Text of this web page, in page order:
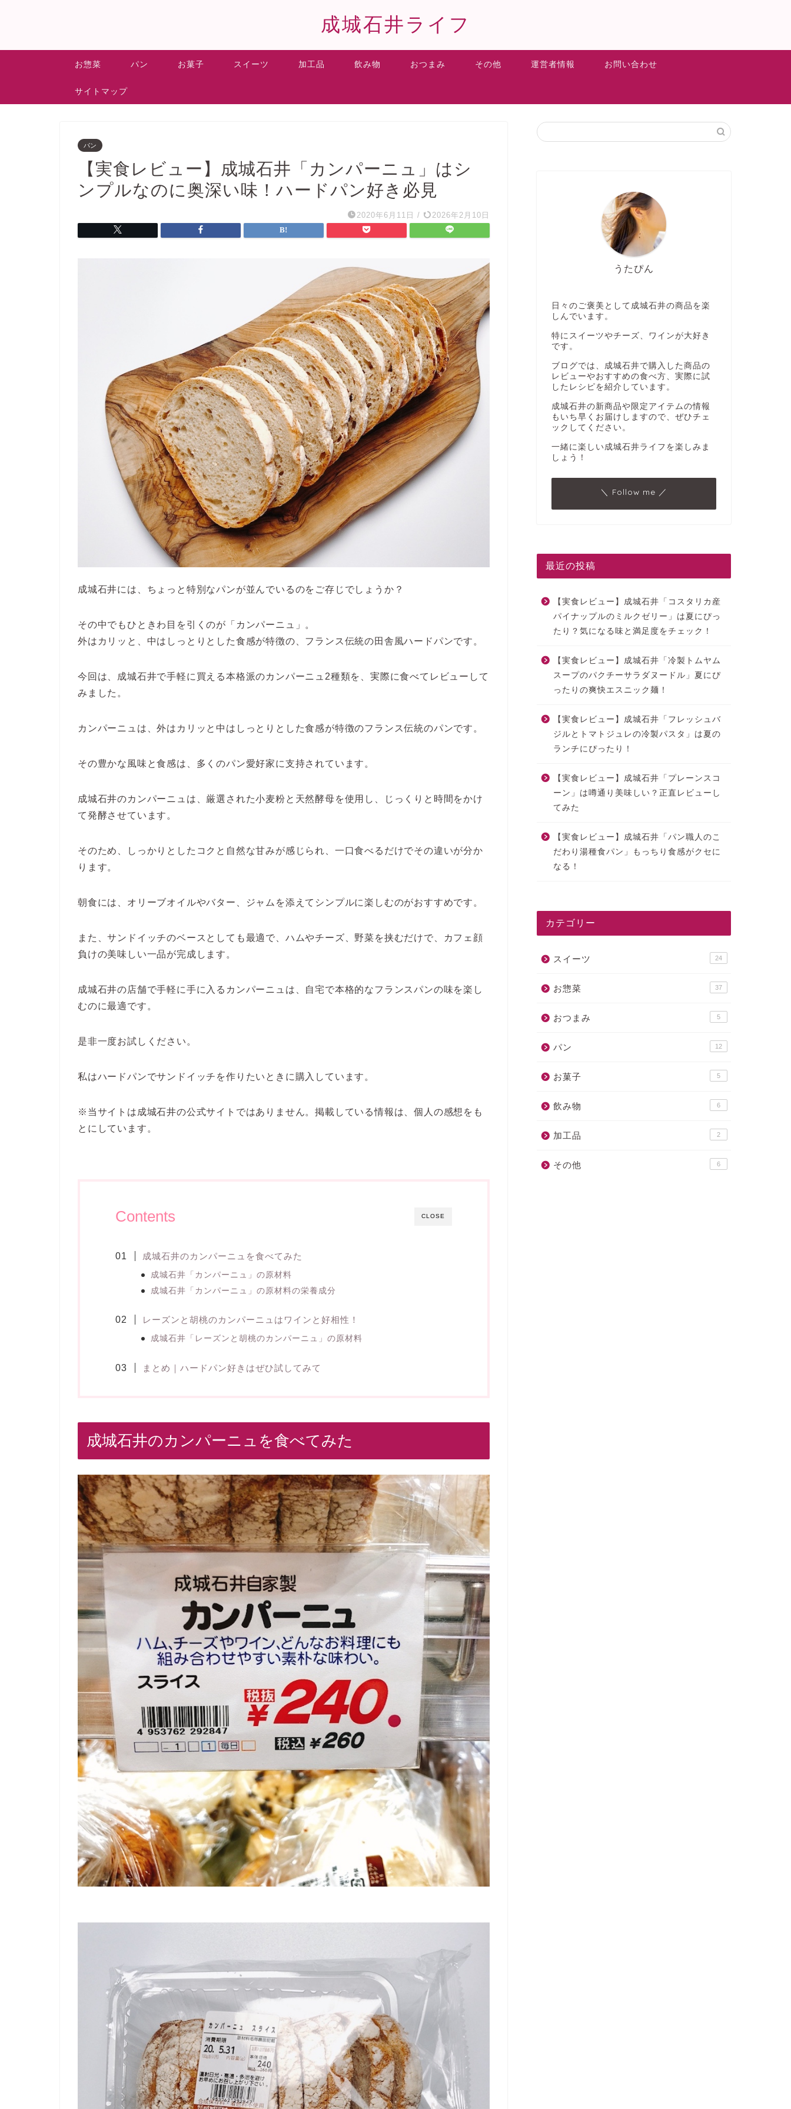
成城石井ライフ
お惣菜 パン お菓子 スイーツ 加工品 飲み物 おつまみ その他 運営者情報 お問い合わせ
サイトマップ
パン
【実食レビュー】成城石井「カンパーニュ」はシ
ンプルなのに奥深い味！ハードパン好き必見
2020年6月11日 / 2026年2月10日
成城石井には、ちょっと特別なパンが並んでいるのをご存じでしょうか？
その中でもひときわ目を引くのが「カンパーニュ」。
外はカリッと、中はしっとりとした食感が特徴の、フランス伝統の田舎風ハードパンです。
今回は、成城石井で手軽に買える本格派のカンパーニュ2種類を、実際に食べてレビューして
みました。
カンパーニュは、外はカリッと中はしっとりとした食感が特徴のフランス伝統のパンです。
その豊かな風味と食感は、多くのパン愛好家に支持されています。
成城石井のカンパーニュは、厳選された小麦粉と天然酵母を使用し、じっくりと時間をかけ
て発酵させています。
そのため、しっかりとしたコクと自然な甘みが感じられ、一口食べるだけでその違いが分か
ります。
朝食には、オリーブオイルやバター、ジャムを添えてシンプルに楽しむのがおすすめです。
また、サンドイッチのベースとしても最適で、ハムやチーズ、野菜を挟むだけで、カフェ顔
負けの美味しい一品が完成します。
成城石井の店舗で手軽に手に入るカンパーニュは、自宅で本格的なフランスパンの味を楽し
むのに最適です。
是非一度お試しください。
私はハードパンでサンドイッチを作りたいときに購入しています。
※当サイトは成城石井の公式サイトではありません。掲載している情報は、個人の感想をも
とにしています。
CLOSE
Contents
成城石井のカンパーニュを食べてみた
成城石井「カンパーニュ」の原材料
成城石井「カンパーニュ」の原材料の栄養成分
レーズンと胡桃のカンパーニュはワインと好相性！
成城石井「レーズンと胡桃のカンパーニュ」の原材料
まとめ｜ハードパン好きはぜひ試してみて
成城石井のカンパーニュを食べてみた
うたぴん
日々のご褒美として成城石井の商品を楽
しんでいます。
特にスイーツやチーズ、ワインが大好き
です。
ブログでは、成城石井で購入した商品の
レビューやおすすめの食べ方、実際に試
したレシピを紹介しています。
成城石井の新商品や限定アイテムの情報
もいち早くお届けしますので、ぜひチェ
ックしてください。
一緒に楽しい成城石井ライフを楽しみま
しょう！
＼ Follow me ／
最近の投稿
【実食レビュー】成城石井「コスタリカ産
パイナップルのミルクゼリー」は夏にぴっ
たり？気になる味と満足度をチェック！
【実食レビュー】成城石井「冷製トムヤム
スープのパクチーサラダヌードル」夏にぴ
ったりの爽快エスニック麺！
【実食レビュー】成城石井「フレッシュバ
ジルとトマトジュレの冷製パスタ」は夏の
ランチにぴったり！
【実食レビュー】成城石井「プレーンスコ
ーン」は噂通り美味しい？正直レビューし
てみた
【実食レビュー】成城石井「パン職人のこ
だわり湯種食パン」もっちり食感がクセに
なる！
カテゴリー
スイーツ 24
お惣菜 37
おつまみ 5
パン 12
お菓子 5
飲み物 6
加工品 2
その他 6